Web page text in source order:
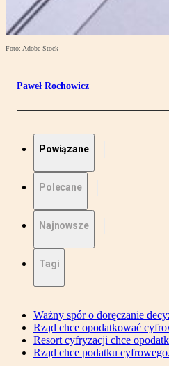
Foto: Adobe Stock
Paweł Rochowicz
Powiązane
Polecane
Najnowsze
Tagi
Ważny spór o doręczanie
Rząd chce opodatkować
Resort cyfryzacji chce
Rząd chce podatku